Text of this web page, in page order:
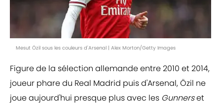
Mesut Özil sous les couleurs d'Arsenal | Alex Morton/Getty Images
Figure de la sélection allemande entre 2010 et 2014,
joueur phare du Real Madrid puis d'Arsenal, Özil ne
joue aujourd'hui presque plus avec les Gunnerset